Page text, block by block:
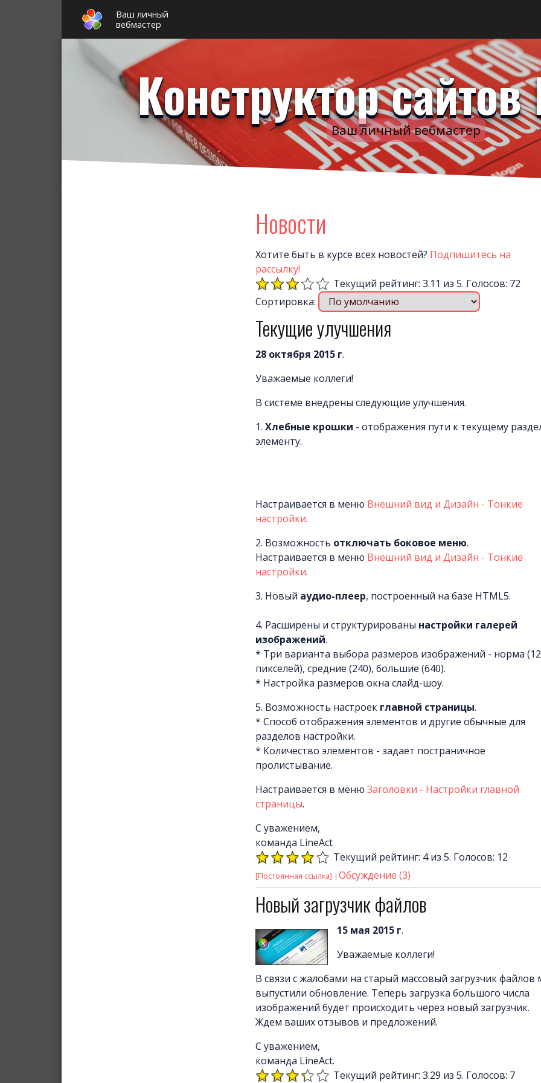
Ваш личный
вебмастер
Конструктор
Ваш личный вебмастер
Новости
Хотите быть в курсе всех новостей? Подпишитесь на
рассылку!
Текущий рейтинг: 3.11 из 5. Голосов: 72
Сортировка:
Текущие улучшения
28 октября 2015 г.
Уважаемые коллеги!
В системе внедрены следующие улучшения.
1. Хлебные крошки - отображения пути к текущему
элементу.
Настраивается в меню Внешний вид и Дизайн - Тонкие
настройки.
2. Возможность отключать боковое меню.
Настраивается в меню Внешний вид и Дизайн - Тонкие
настройки.
3. Новый аудио-плеер, построенный на базе HTML5.
4. Расширены и структурированы настройки галерей
изображений.
* Три варианта выбора размеров изображений - норма
пикселей), средние (240), большие (640).
* Настройка размеров окна слайд-шоу.
5. Возможность настроек главной страницы.
* Способ отображения элементов и другие обычные для
разделов настройки.
* Количество элементов - задает постраничное
пролистывание.
Настраивается в меню Заголовки - Настройки главной
страницы.
С уважением,
команда LineAct
Текущий рейтинг: 4 из 5. Голосов: 12
[Постоянная ссылка] Обсуждение (3)
Новый загрузчик файлов
15 мая 2015 г.
Уважаемые коллеги!
В связи с жалобами на старый массовый загрузчик файлов
выпустили обновление. Теперь загрузка большого числа
изображений будет происходить через новый загрузчик.
Ждем ваших отзывов и предложений.
С уважением,
команда LineAct.
Текущий рейтинг: 3.29 из 5. Голосов: 7